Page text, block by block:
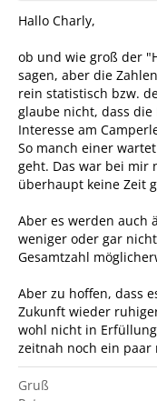
Hallo Charly,
ob und wie groß der
sagen, aber die
rein statistisch bzw.
glaube nicht, dass
Interesse am
So manch einer
geht. Das war bei mir
überhaupt keine Zeit
Aber es werden auch
weniger oder gar
Gesamtzahl
Aber zu hoffen, dass
Zukunft wieder
wohl nicht in
zeitnah noch ein paar
Gruß